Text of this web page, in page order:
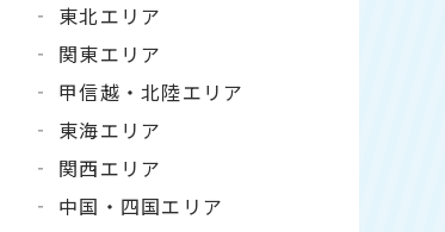
東北エリア
関東エリア
甲信越・北陸エリア
東海エリア
関西エリア
中国・四国エリア